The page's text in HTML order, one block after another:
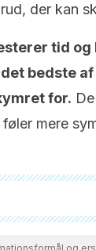
der kan
tid og
bedste
for.
mere